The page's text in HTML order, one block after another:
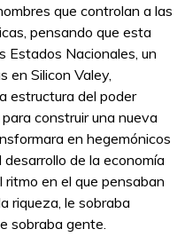
que controlan a las
pensando que esta
Estados Nacionales, un
en Silicon Valey,
estructura del poder
construir una nueva
en hegemónicos
de la economía
ritmo en el que pensaban
riqueza, le sobraba
sobraba gente.